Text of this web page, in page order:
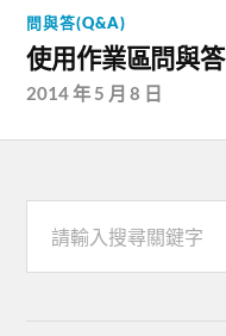
問與答(Q&A)
使用作業區問與答
2014 年 5 月 8 日